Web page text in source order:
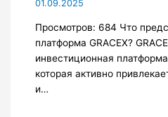
01.09.2025
Просмотров: 684 Что
платформа GRACEX?
инвестиционная
которая активно
и…